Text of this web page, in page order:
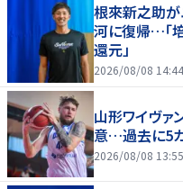
根來新之助が
河に復帰…「
還元」
2026/08/08 14:44
山形ワイヴァ
意…過去に5
2026/08/08 13:55